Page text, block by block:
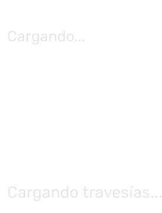
Cargando...
Cargando travesías...